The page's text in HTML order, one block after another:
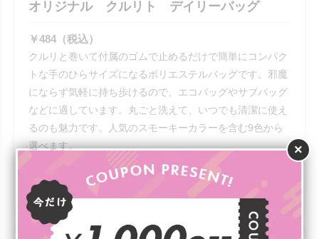
×
オリジナル クルリト デイリーバッグ
￥484（税込）
クルリと巻いて付属のゴムで止めるだけで簡単にコンパク
トな手のひらサイズになるポリエステルバッグです。邪魔
にならず気軽に持ち歩けるので、エコバッグやサブバッグ
などに適しています。丸ごと洗えて、いつでも清潔に使え
るのも魅力です。人気のスモーキーカラーを含む9色から
選べます。